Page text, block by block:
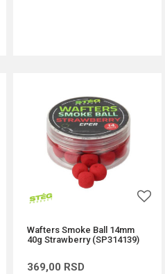
Wafters Smoke Ball 14mm
40g Strawberry (SP314139)
369,00 RSD